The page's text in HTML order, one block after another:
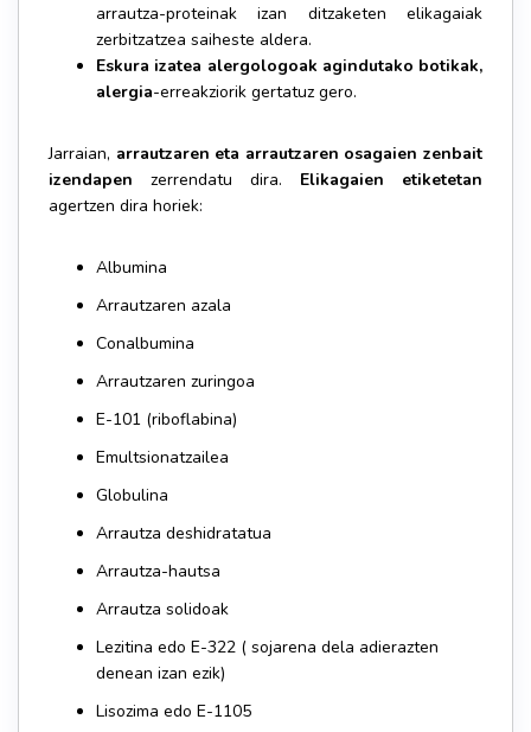
arrautza-proteinak izan ditzaketen elikagaiak
zerbitzatzea saiheste aldera.
Eskura izatea alergologoak agindutako botikak,
alergia-erreakziorik gertatuz gero.
Jarraian, arrautzaren eta arrautzaren osagaien zenbait
izendapen zerrendatu dira. Elikagaien etiketetan
agertzen dira horiek:
Albumina
Arrautzaren azala
Conalbumina
Arrautzaren zuringoa
E-101 (riboflabina)
Emultsionatzailea
Globulina
Arrautza deshidratatua
Arrautza-hautsa
Arrautza solidoak
Lezitina edo E-322 ( sojarena dela adierazten
denean izan ezik)
Lisozima edo E-1105